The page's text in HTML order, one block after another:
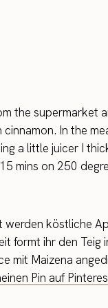
the supermarket
In the
a little juicer I
mins on 250
werden köstliche
formt ihr den Teig
mit Maizena
Pin auf